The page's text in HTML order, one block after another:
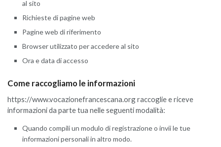
al sito
Richieste di pagine web
Pagine web di riferimento
Browser utilizzato per accedere al sito
Ora e data di accesso
Come raccogliamo le informazioni
https://www.vocazionefrancescana.org raccoglie e riceve
informazioni da parte tua nelle seguenti modalità:
Quando compili un modulo di registrazione o invii le tue
informazioni personali in altro modo.